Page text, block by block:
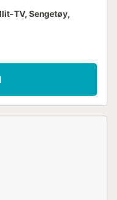
TV, Sengetøy,